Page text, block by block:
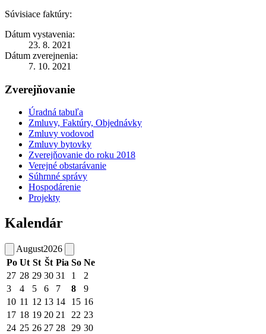
Súvisiace faktúry:
Dátum vystavenia:
23. 8. 2021
Dátum zverejnenia:
7. 10. 2021
Zverejňovanie
Úradná tabuľa
Zmluvy, Faktúry, Objednávky
Zmluvy vodovod
Zmluvy bytovky
Zverejňovanie do roku 2018
Verejné obstarávanie
Súhrnné správy
Hospodárenie
Projekty
Kalendár
August2026
Po Ut St Št Pia So Ne
27 28 29 30 31 1
2
3
4 5 6 7 8
9
10 11 12 13 14 15 16
17 18 19 20 21 22 23
24 25 26 27 28 29 30